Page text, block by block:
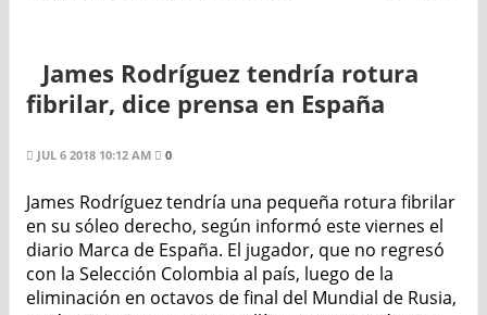
James Rodríguez tendría rotura
fibrilar, dice prensa en España
JUL 6 2018 10:12 AM 0
James Rodríguez tendría una pequeña rotura fibrilar
en su sóleo derecho, según informó este viernes el
diario Marca de España. El jugador, que no regresó
con la Selección Colombia al país, luego de la
eliminación en octavos de final del Mundial de Rusia,